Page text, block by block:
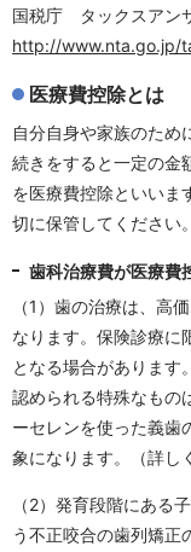
国税庁 タックスアン
http://www.nta.go.jp/
医療費控除とは
自分自身や家族のため
続きをすると一定の金
を医療費控除といいま
切に保管してください。
歯科治療費が医療費
（1）歯の治療は、高
なります。保険診療に
となる場合があります
認められる特殊なもの
ーセレンを使った義歯
象になります。（詳し
（2）発育段階にある
う不正咬合の歯列矯正